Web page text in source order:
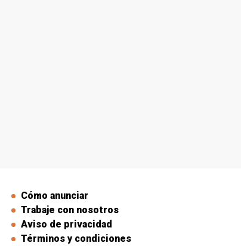
Cómo anunciar
Trabaje con nosotros
Aviso de privacidad
Términos y condiciones